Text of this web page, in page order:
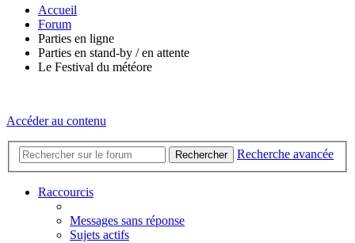
Accueil
Forum
Parties en ligne
Parties en stand-by / en attente
Le Festival du météore
Accéder au contenu
Rechercher Recherche avancée
Raccourcis
Messages sans réponse
Sujets actifs